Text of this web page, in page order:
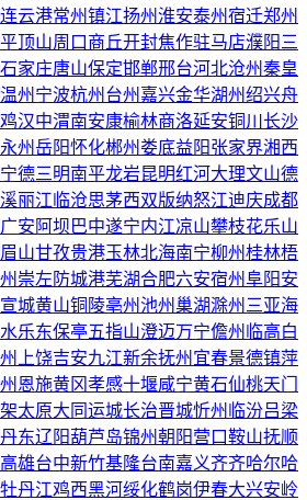
连云港常州镇江扬州淮安泰州宿迁郑州
平顶山周口 商丘开封焦作驻马店濮阳 三
石家庄唐山保定邯郸邢台河北沧州秦皇
温州 宁波杭州 台州 嘉兴金华湖州绍兴舟
汉中渭南安康榆林商洛延安铜川 长沙
永州岳阳怀化郴州娄底益阳张家界湘西
宁德三明南平龙岩昆明红河大理文山德
丽江 临沧思茅西双版纳怒江迪庆成都
广安 阿坝 巴中遂宁内江凉山攀枝花乐山
眉山甘孜贵港玉林北海南宁柳州桂林梧
崇左 防城港芜湖合肥六安宿州阜阳安
宣城黄山铜陵亳州池州 巢湖滁州 三亚海
乐东保亭五指山澄迈万宁儋州 临高白
上饶吉安九江新余抚州 宜春景德镇萍
恩施黄冈孝感十堰咸宁黄石仙桃天门
太原大同运城长治晋城忻州 临汾吕梁
丹东辽阳葫芦岛锦州朝阳营口鞍山抚顺
高雄台中新竹基隆台南嘉义齐齐哈尔哈
牡丹江鸡西黑河绥化鹤岗伊春大兴安岭